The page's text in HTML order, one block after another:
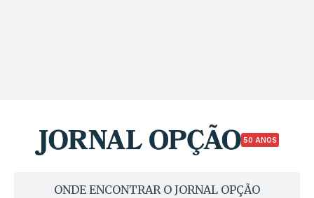
50 ANOS
ONDE ENCONTRAR O JORNAL OPÇÃO